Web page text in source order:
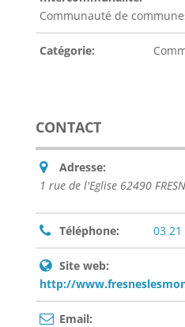
Communauté de
Catégorie:
CONTACT
Adresse:
1 rue de l'Eglise 62490
Téléphone: 03 21
Site web:
http://
Email: